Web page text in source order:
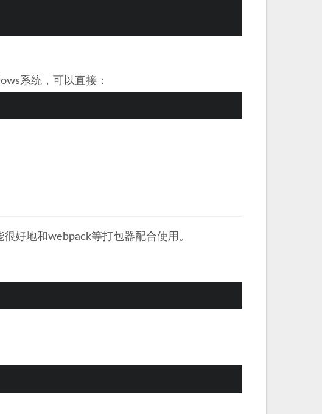
系统，可以直接：
好地和webpack等打包器配合使用。